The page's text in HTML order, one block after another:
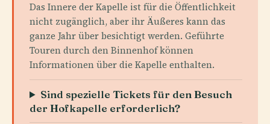
Das Innere der Kapelle ist für die Öffentlichkeit
nicht zugänglich, aber ihr Äußeres kann das
ganze Jahr über besichtigt werden. Geführte
Touren durch den Binnenhof können
Informationen über die Kapelle enthalten.
Sind spezielle Tickets für den Besuch
der Hofkapelle erforderlich?